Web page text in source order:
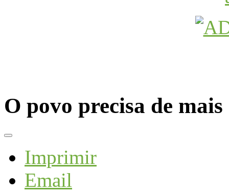
O povo precisa de
Imprimir
Email